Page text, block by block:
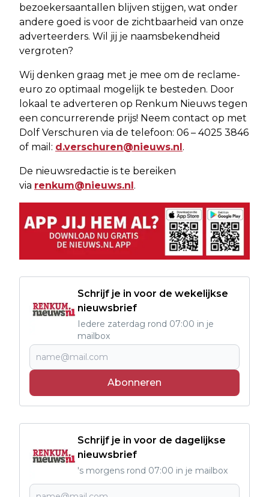
bezoekersaantallen blijven stijgen, wat onder
andere goed is voor de zichtbaarheid van onze
adverteerders. Wil jij je naamsbekendheid
vergroten?
Wij denken graag met je mee om de reclame-
euro zo optimaal mogelijk te besteden. Door
lokaal te adverteren op Renkum Nieuws tegen
een concurrerende prijs! Neem contact op met
Dolf Verschuren via de telefoon: 06 – 4025 3846
of mail: d.verschuren@nieuws.nl .
De nieuwsredactie is te bereiken
via renkum@nieuws.nl .
Schrijf je in voor de wekelijkse
nieuwsbrief
Iedere zaterdag rond 07:00 in je
mailbox
Abonneren
Schrijf je in voor de dagelijkse
nieuwsbrief
's morgens rond 07:00 in je mailbox